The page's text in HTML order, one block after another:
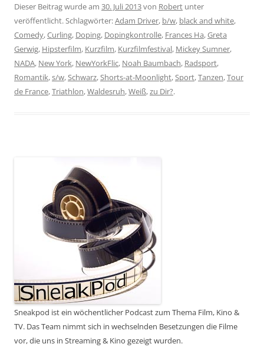
Dieser Beitrag wurde am 30. Juli 2013von Robert unter
veröffentlicht. Schlagwörter:Adam Driver, b/w, black and white,
Comedy,Curling, Doping, Dopingkontrolle, Frances Ha,Greta
Gerwig, Hipsterfilm, Kurzfilm, Kurzfilmfestival, Mickey Sumner,
NADA, New York, NewYorkFlic, Noah Baumbach, Radsport,
Romantik,s/w,Schwarz,Shorts-at-Moonlight,Sport,Tanzen,Tour
de France,Triathlon,Waldesruh,Weiß,zu Dir?.
Sneakpod ist ein wöchentlicher Podcast zum Thema Film, Kino &
TV. Das Team nimmt sich in wechselnden Besetzungen die Filme
vor, die uns in Streaming & Kino gezeigt wurden.